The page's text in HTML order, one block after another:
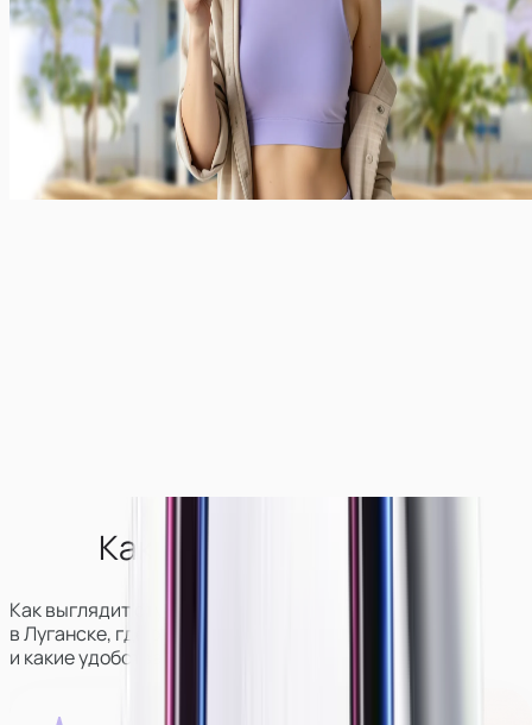
Примеры заработков
Как выглядит студия?
Как выглядит студия вебкам-моделей
вЛуганске, где она находится
и какие удобства для девушек там есть.